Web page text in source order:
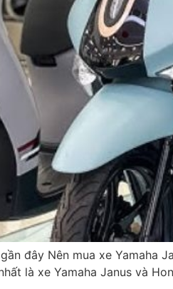
đây Nên mua xe
là xe Yamaha Janus và